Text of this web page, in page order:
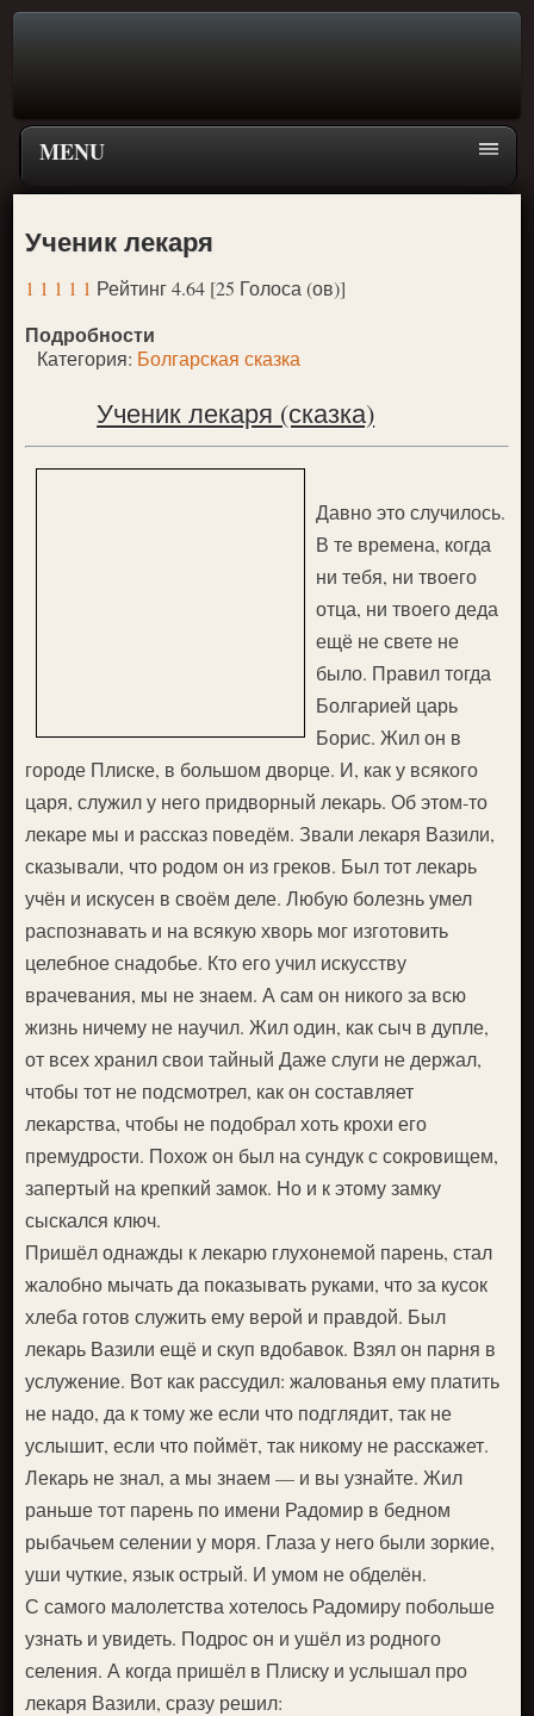
MENU
Главная страница
Поиск
ПЕРЕЙТИ К ГЛАВНОМУ МЕНЮ СКАЗОК
Новое
Ученик лекаря
1 1 1 1 1 Рейтинг 4.64 [25 Голоса (ов)]
Подробности
Категория: Болгарская сказка
Ученик лекаря (сказка)
Давно это случилось.
В те времена, когда
ни тебя, ни твоего
отца, ни твоего деда
ещё не свете не
было. Правил тогда
Болгарией царь
Борис. Жил он в
городе Плиске, в большом дворце. И, как у всякого
царя, служил у него придворный лекарь. Об этом-то
лекаре мы и рассказ поведём. Звали лекаря Вазили,
сказывали, что родом он из греков. Был тот лекарь
учён и искусен в своём деле. Любую болезнь умел
распознавать и на всякую хворь мог изготовить
целебное снадобье. Кто его учил искусству
врачевания, мы не знаем. А сам он никого за всю
жизнь ничему не научил. Жил один, как сыч в дупле,
от всех хранил свои тайный Даже слуги не держал,
чтобы тот не подсмотрел, как он составляет
лекарства, чтобы не подобрал хоть крохи его
премудрости. Похож он был на сундук с сокровищем,
запертый на крепкий замок. Но и к этому замку
сыскался ключ.
Пришёл однажды к лекарю глухонемой парень, стал
жалобно мычать да показывать руками, что за кусок
хлеба готов служить ему верой и правдой. Был
лекарь Вазили ещё и скуп вдобавок. Взял он парня в
услужение. Вот как рассудил: жалованья ему платить
не надо, да к тому же если что подглядит, так не
услышит, если что поймёт, так никому не расскажет.
Лекарь не знал, а мы знаем — и вы узнайте. Жил
раньше тот парень по имени Радомир в бедном
рыбачьем селении у моря. Глаза у него были зоркие,
уши чуткие, язык острый. И умом не обделён.
С самого малолетства хотелось Радомиру побольше
узнать и увидеть. Подрос он и ушёл из родного
селения. А когда пришёл в Плиску и услышал про
лекаря Вазили, сразу решил: